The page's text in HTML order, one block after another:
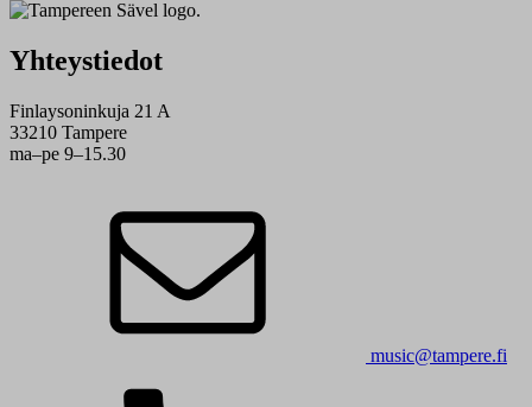
Yhteystiedot
Finlaysoninkuja 21 A
33210 Tampere
ma–pe 9–15.30
music@tampere.fi